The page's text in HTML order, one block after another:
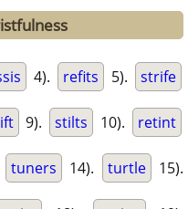
4). refits 5). strife
9). stilts 10). retint
tuners 14). turtle 15).